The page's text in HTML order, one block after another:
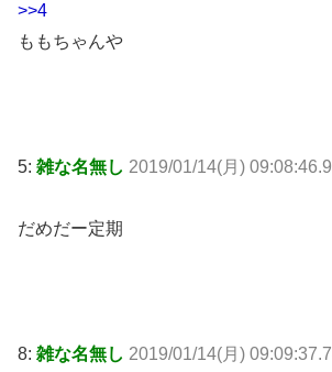
>>4
ももちゃんや
5: 雑な名無し 2019/01/14(月)
だめだー定期
8: 雑な名無し 2019/01/14(月)